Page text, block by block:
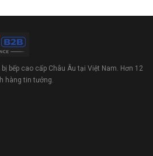
bếp cao cấp Châu Âu tại Việt Nam. Hơn 12
hàng tin tưởng.